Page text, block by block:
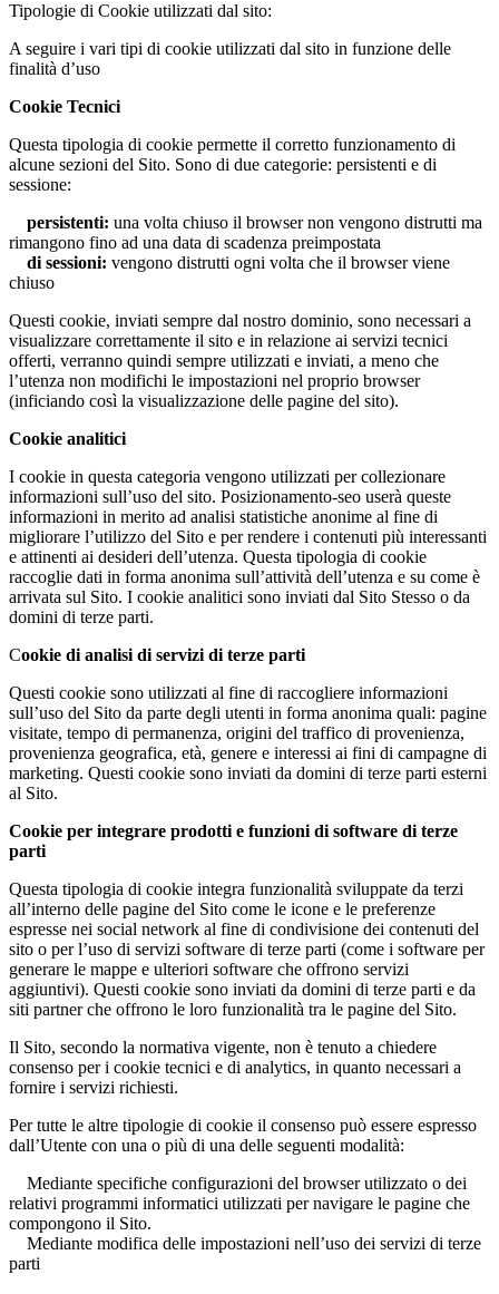
Tipologie di Cookie utilizzati dal sito:
A seguire i vari tipi di cookie utilizzati dal sito in funzione delle
finalità d’uso
Cookie Tecnici
Questa tipologia di cookie permette il corretto funzionamento di
alcune sezioni del Sito. Sono di due categorie: persistenti e di
sessione:
persistenti: una volta chiuso il browser non vengono distrutti ma
rimangono fino ad una data di scadenza preimpostata
di sessioni: vengono distrutti ogni volta che il browser viene
chiuso
Questi cookie, inviati sempre dal nostro dominio, sono necessari a
visualizzare correttamente il sito e in relazione ai servizi tecnici
offerti, verranno quindi sempre utilizzati e inviati, a meno che
l’utenza non modifichi le impostazioni nel proprio browser
(inficiando così la visualizzazione delle pagine del sito).
Cookie analitici
I cookie in questa categoria vengono utilizzati per collezionare
informazioni sull’uso del sito. Posizionamento-seo userà queste
informazioni in merito ad analisi statistiche anonime al fine di
migliorare l’utilizzo del Sito e per rendere i contenuti più interessanti
e attinenti ai desideri dell’utenza. Questa tipologia di cookie
raccoglie dati in forma anonima sull’attività dell’utenza e su come è
arrivata sul Sito. I cookie analitici sono inviati dal Sito Stesso o da
domini di terze parti.
Cookie di analisi di servizi di terze parti
Questi cookie sono utilizzati al fine di raccogliere informazioni
sull’uso del Sito da parte degli utenti in forma anonima quali: pagine
visitate, tempo di permanenza, origini del traffico di provenienza,
provenienza geografica, età, genere e interessi ai fini di campagne di
marketing. Questi cookie sono inviati da domini di terze parti esterni
al Sito.
Cookie per integrare prodotti e funzioni di software di terze
parti
Questa tipologia di cookie integra funzionalità sviluppate da terzi
all’interno delle pagine del Sito come le icone e le preferenze
espresse nei social network al fine di condivisione dei contenuti del
sito o per l’uso di servizi software di terze parti (come i software per
generare le mappe e ulteriori software che offrono servizi
aggiuntivi). Questi cookie sono inviati da domini di terze parti e da
siti partner che offrono le loro funzionalità tra le pagine del Sito.
Il Sito, secondo la normativa vigente, non è tenuto a chiedere
consenso per i cookie tecnici e di analytics, in quanto necessari a
fornire i servizi richiesti.
Per tutte le altre tipologie di cookie il consenso può essere espresso
dall’Utente con una o più di una delle seguenti modalità:
Mediante specifiche configurazioni del browser utilizzato o dei
relativi programmi informatici utilizzati per navigare le pagine che
compongono il Sito.
Mediante modifica delle impostazioni nell’uso dei servizi di terze
parti